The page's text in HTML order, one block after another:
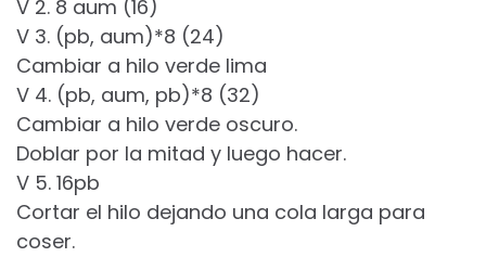
V 2. 8 aum (16)
V 3. (pb, aum)*8 (24)
Cambiar a hilo verde lima
V 4. (pb, aum, pb)*8 (32)
Cambiar a hilo verde oscuro.
Doblar por la mitad y luego hacer.
V 5. 16pb
Cortar el hilo dejando una cola larga para
coser.